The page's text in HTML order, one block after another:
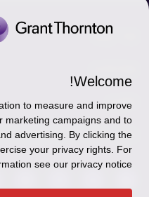
צור קשר
כניסה לעובדים - דוא"ל
כניסה לעובדים - דוחות עבודה
אודותינו
זיכרון והנצחה
תקנון
מדיניות הפרטיות
Disclaimer
Ethics Hotline
עקבו אחרינו ברשתות
Welcome!
to measure and improve
marketing campaigns and to
advertising. By clicking the
your privacy rights. For
see our privacy notice